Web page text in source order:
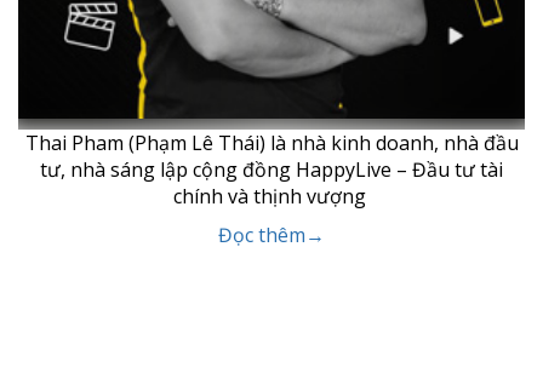
Thai Pham (Phạm Lê Thái) là nhà kinh doanh, nhà đầu
tư, nhà sáng lập cộng đồng HappyLive – Đầu tư tài
chính và thịnh vượng
Đọc thêm→